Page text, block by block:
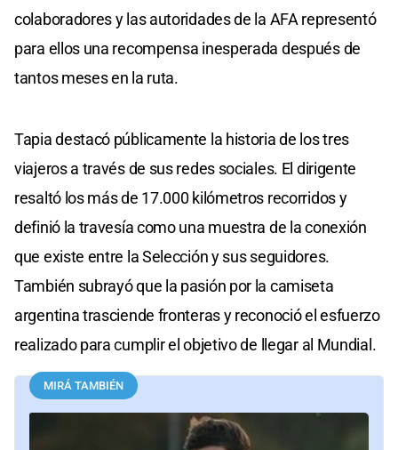
colaboradores y las autoridades de la AFA representó
para ellos una recompensa inesperada después de
tantos meses en la ruta.
Tapia destacó públicamente la historia de los tres
viajeros a través de sus redes sociales. El dirigente
resaltó los más de 17.000 kilómetros recorridos y
definió la travesía como una muestra de la conexión
que existe entre la Selección y sus seguidores.
También subrayó que la pasión por la camiseta
argentina trasciende fronteras y reconoció el esfuerzo
realizado para cumplir el objetivo de llegar al Mundial.
MIRÁ TAMBIÉN